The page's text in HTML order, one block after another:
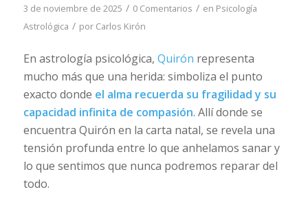
3 de noviembre de 2025 / 0 Comentarios / en Psicología
Astrológica / por Carlos Kirón
En astrología psicológica, Quirón representa
mucho más que una herida: simboliza el punto
exacto donde el alma recuerda su fragilidad y su
capacidad infinita de compasión. Allí donde se
encuentra Quirón en la carta natal, se revela una
tensión profunda entre lo que anhelamos sanar y
lo que sentimos que nunca podremos reparar del
todo.